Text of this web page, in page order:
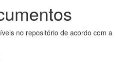
no repositório de acordo com a